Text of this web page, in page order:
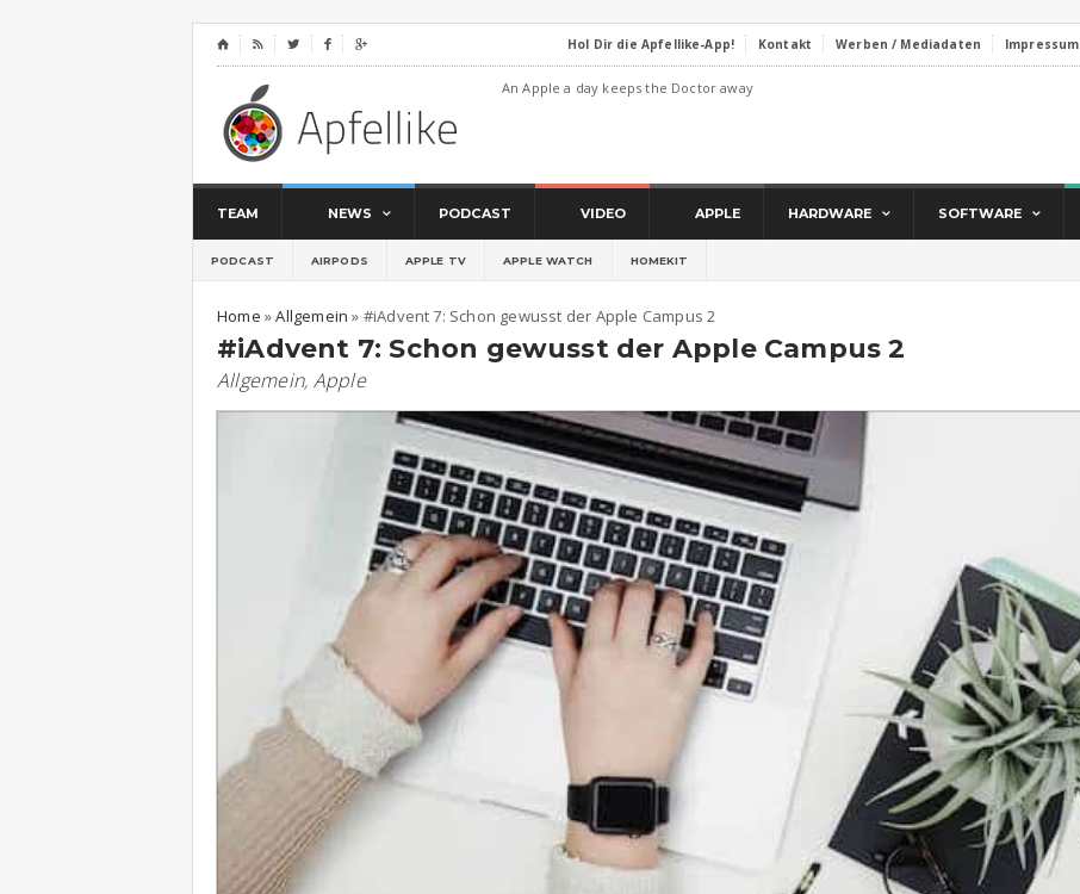
⌂     Hol Dir die Apfellike-App! Kontakt Werben / Mediadaten Impressum
An Apple a day keeps the Doctor away
TEAM NEWS PODCAST VIDEO APPLE HARDWARE SOFTWARE
PODCAST AIRPODS APPLE TV APPLE WATCH HOMEKIT
Home »Allgemein » #iAdvent 7: Schon gewusst der Apple Campus 2
#iAdvent 7: Schon gewusst der Apple Campus 2
Allgemein, Apple